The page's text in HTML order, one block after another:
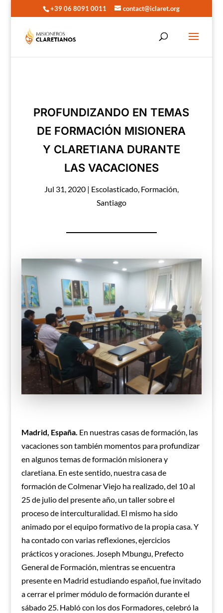
+39 06 8091 0011 contact@iclaret.org
PROFUNDIZANDO EN TEMAS
DE FORMACIÓN MISIONERA
Y CLARETIANA DURANTE
LAS VACACIONES
Jul 31, 2020| Escolasticado, Formación,
Santiago
Madrid, España. En nuestras casas de formación, las
vacaciones son también momentos para profundizar
en algunos temas de formación misionera y
claretiana. En este sentido, nuestra casa de
formación de Colmenar Viejo ha realizado, del 10 al
25 de julio del presente año, un taller sobre el
proceso de interculturalidad. El mismo ha sido
animado por el equipo formativo de la propia casa. Y
ha contado con varias reflexiones, ejercicios
prácticos y oraciones. Joseph Mbungu, Prefecto
General de Formación, mientras se encuentra
presente en Madrid estudiando español, fue invitado
a cerrar el primer módulo de formación durante el
sábado 25. Habló con los dos Formadores, celebró la